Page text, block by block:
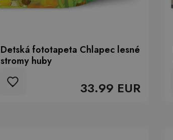
Detská fototapeta Chlapec lesné
stromy huby
33.99 EUR